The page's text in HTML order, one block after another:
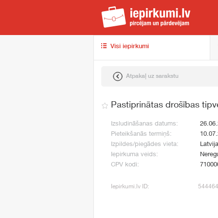
Visi iepirkumi
Atpakaļ uz sarakstu
Pastiprinātas drošības
Izsludināšanas datums:
Pieteikšanās termiņš:
Izpildes/piegādes vieta:
Latvija
Iepirkuma veids:
CPV kodi:
Iepirkumi.lv ID: